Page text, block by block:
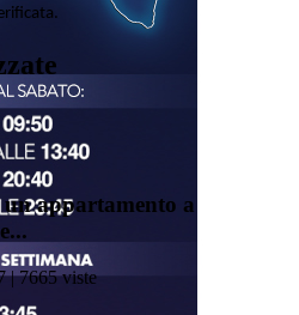
appartamento a
| 7665 viste